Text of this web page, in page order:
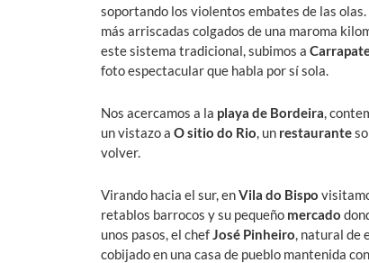
soportando los violentos embates de las
más arriscadas colgados de una maroma
este sistema tradicional, subimos a
foto espectacular que habla por sí sola.
Nos acercamos a la playa de Bordeira,
un vistazo a O sitio do Rio, un restaurante
volver.
Virando hacia el sur, enVila do Bispo
retablos barrocos y su pequeño mercado
unos pasos, el chefJosé Pinheiro, natural de
cobijado en una casa de pueblo mantenida